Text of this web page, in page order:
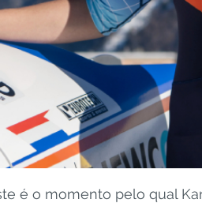
é o momento pelo qual